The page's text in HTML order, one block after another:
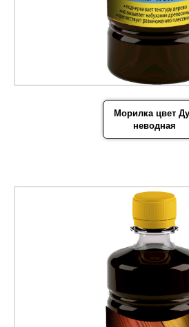
Морилка цвет
неводная